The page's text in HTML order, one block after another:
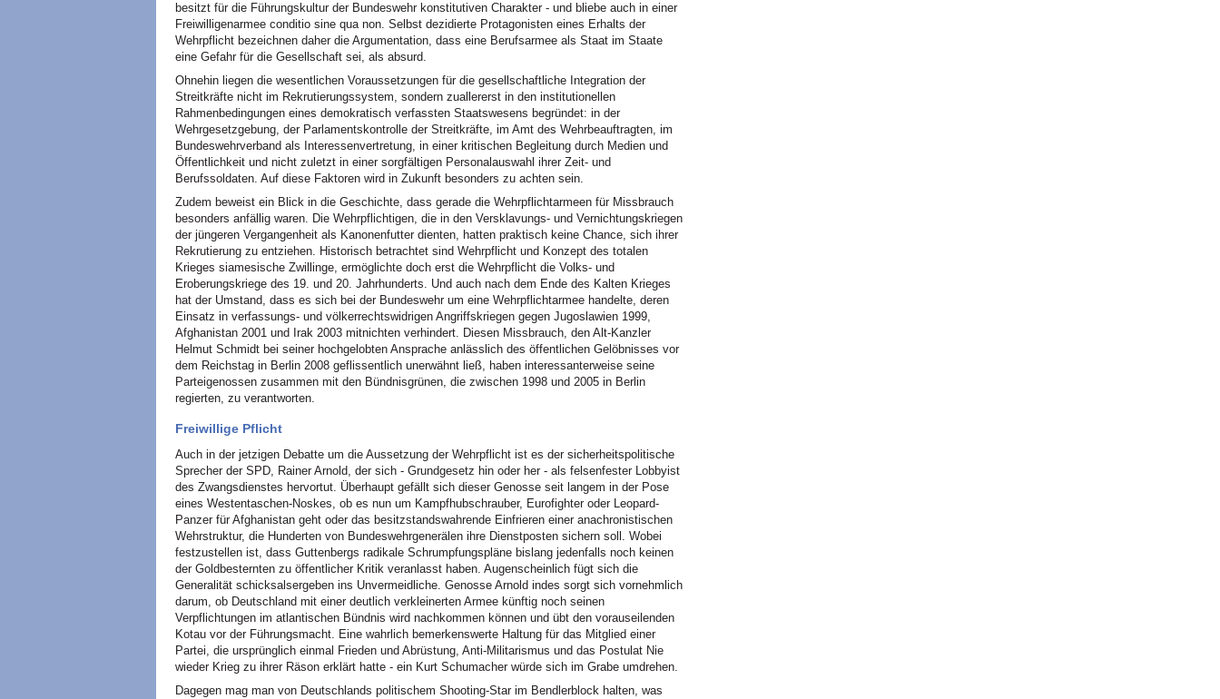
besitzt für die Führungskultur der Bundeswehr konstitutiven Charakter - und bliebe auch in einer
Freiwilligenarmee conditio sine qua non. Selbst dezidierte Protagonisten eines Erhalts der
Wehrpflicht bezeichnen daher die Argumentation, dass eine Berufsarmee als Staat im Staate
eine Gefahr für die Gesellschaft sei, als absurd.
Ohnehin liegen die wesentlichen Voraussetzungen für die gesellschaftliche Integration der
Streitkräfte nicht im Rekrutierungssystem, sondern zuallererst in den institutionellen
Rahmenbedingungen eines demokratisch verfassten Staatswesens begründet: in der
Wehrgesetzgebung, der Parlamentskontrolle der Streitkräfte, im Amt des Wehrbeauftragten, im
Bundeswehrverband als Interessenvertretung, in einer kritischen Begleitung durch Medien und
Öffentlichkeit und nicht zuletzt in einer sorgfältigen Personalauswahl ihrer Zeit- und
Berufssoldaten. Auf diese Faktoren wird in Zukunft besonders zu achten sein.
Zudem beweist ein Blick in die Geschichte, dass gerade die Wehrpflichtarmeen für Missbrauch
besonders anfällig waren. Die Wehrpflichtigen, die in den Versklavungs- und Vernichtungskriegen
der jüngeren Vergangenheit als Kanonenfutter dienten, hatten praktisch keine Chance, sich ihrer
Rekrutierung zu entziehen. Historisch betrachtet sind Wehrpflicht und Konzept des totalen
Krieges siamesische Zwillinge, ermöglichte doch erst die Wehrpflicht die Volks- und
Eroberungskriege des 19. und 20. Jahrhunderts. Und auch nach dem Ende des Kalten Krieges
hat der Umstand, dass es sich bei der Bundeswehr um eine Wehrpflichtarmee handelte, deren
Einsatz in verfassungs- und völkerrechtswidrigen Angriffskriegen gegen Jugoslawien 1999,
Afghanistan 2001 und Irak 2003 mitnichten verhindert. Diesen Missbrauch, den Alt-Kanzler
Helmut Schmidt bei seiner hochgelobten Ansprache anlässlich des öffentlichen Gelöbnisses vor
dem Reichstag in Berlin 2008 geflissentlich unerwähnt ließ, haben interessanterweise seine
Parteigenossen zusammen mit den Bündnisgrünen, die zwischen 1998 und 2005 in Berlin
regierten, zu verantworten.
Freiwillige Pflicht
Auch in der jetzigen Debatte um die Aussetzung der Wehrpflicht ist es der sicherheitspolitische
Sprecher der SPD, Rainer Arnold, der sich - Grundgesetz hin oder her - als felsenfester Lobbyist
des Zwangsdienstes hervortut. Überhaupt gefällt sich dieser Genosse seit langem in der Pose
eines Westentaschen-Noskes, ob es nun um Kampfhubschrauber, Eurofighter oder Leopard-
Panzer für Afghanistan geht oder das besitzstandswahrende Einfrieren einer anachronistischen
Wehrstruktur, die Hunderten von Bundeswehrgenerälen ihre Dienstposten sichern soll. Wobei
festzustellen ist, dass Guttenbergs radikale Schrumpfungspläne bislang jedenfalls noch keinen
der Goldbesternten zu öffentlicher Kritik veranlasst haben. Augenscheinlich fügt sich die
Generalität schicksalsergeben ins Unvermeidliche. Genosse Arnold indes sorgt sich vornehmlich
darum, ob Deutschland mit einer deutlich verkleinerten Armee künftig noch seinen
Verpflichtungen im atlantischen Bündnis wird nachkommen können und übt den vorauseilenden
Kotau vor der Führungsmacht. Eine wahrlich bemerkenswerte Haltung für das Mitglied einer
Partei, die ursprünglich einmal Frieden und Abrüstung, Anti-Militarismus und das Postulat Nie
wieder Krieg zu ihrer Räson erklärt hatte - ein Kurt Schumacher würde sich im Grabe umdrehen.
Dagegen mag man von Deutschlands politischem Shooting-Star im Bendlerblock halten, was